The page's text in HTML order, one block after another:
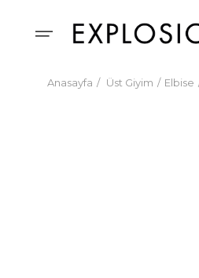
Anasayfa Üst Giyim Elbise